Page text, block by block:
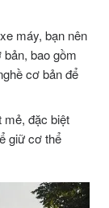
máy, bạn nên
bao gồm
cơ bản để
đặc biệt
giữ cơ thể